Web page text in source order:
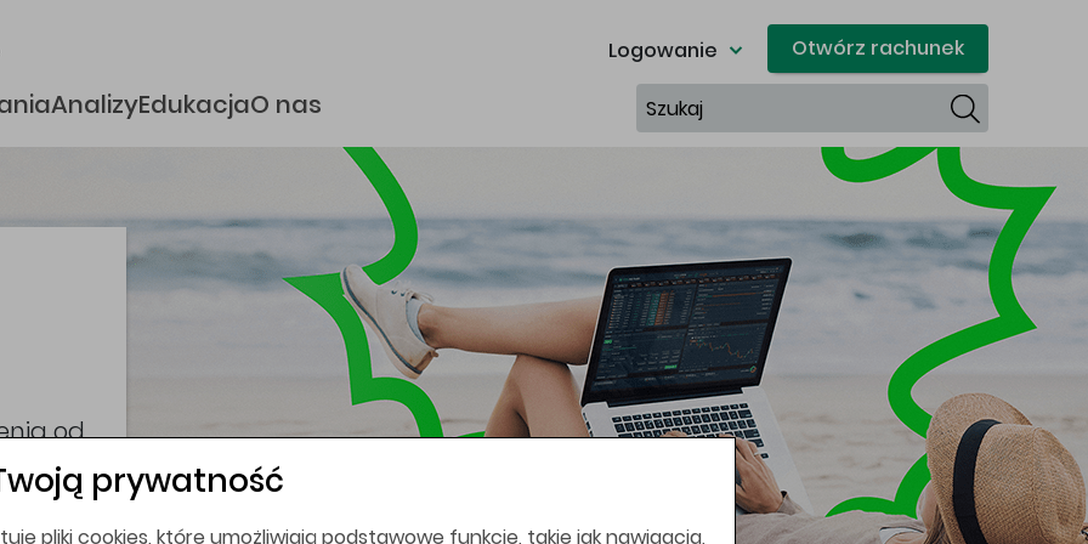
Logowanie Otwórz rachunek
AnalizyEdukacjaO nas Szukaj
prywatność
pliki cookies, które umożliwiają podstawowe funkcje, takie jak nawigacja,